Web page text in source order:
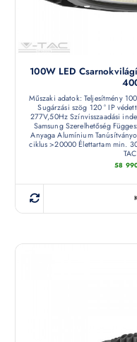
100W LED
Műszaki adatok: Teljesítmény
Sugárzási szög 120 ° IP
277V,50Hz Színvisszaadási
Samsung Szerelhetőség
Anyaga Alumínium
ciklus >20000 Élettartam min.
58